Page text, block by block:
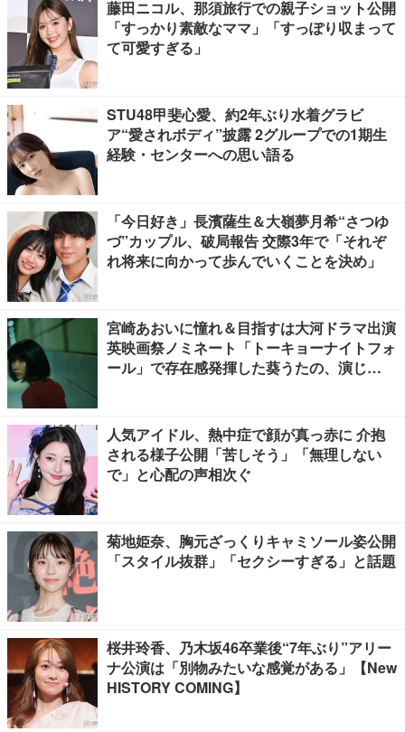
藤田ニコル、那須旅行での親子ショット公開
「すっかり素敵なママ」「すっぽり収まって
て可愛すぎる」
STU48甲斐心愛、約2年ぶり水着グラビ
ア“愛されボディ”披露 2グループでの1期生
経験・センターへの思い語る
「今日好き」長濱薩生＆大嶺夢月希“さつゆ
づ”カップル、破局報告 交際3年で「それぞ
れ将来に向かって歩んでいくことを決め」
宮崎あおいに憧れ＆目指すは大河ドラマ出演
英映画祭ノミネート「トーキョーナイトフォ
ール」で存在感発揮した葵うたの、演じ
人気アイドル、熱中症で顔が真っ赤に 介抱
される様子公開「苦しそう」「無理しない
で」と心配の声相次ぐ
菊地姫奈、胸元ざっくりキャミソール姿公開
「スタイル抜群」「セクシーすぎる」と話題
桜井玲香、乃木坂46卒業後“7年ぶり”アリー
ナ公演は「別物みたいな感覚がある」【New
HISTORY COMING】